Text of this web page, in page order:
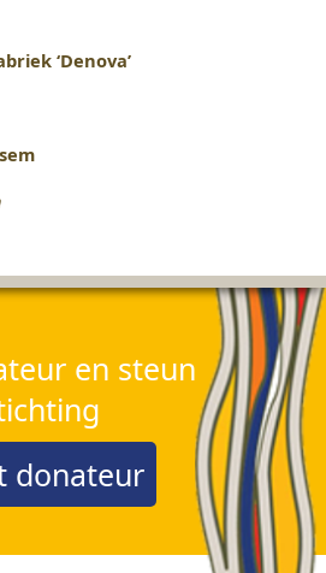
‘Denova’
en steun
donateur